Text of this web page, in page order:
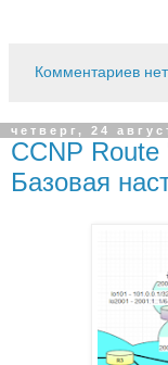
Комментариев
четверг, 24
CCNP
Базовая